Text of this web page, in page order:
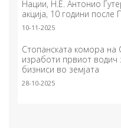
Нации, Н.Е. Антонио
акција, 10 години после
10-11-2025
Стопанската комора на
изработи првиот водич
бизниси во земјата
28-10-2025